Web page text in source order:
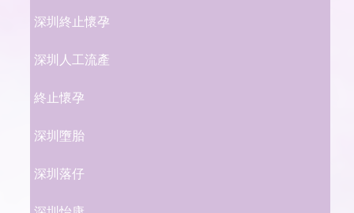
深圳終止懷孕
深圳人工流產
終止懷孕
深圳墮胎
深圳落仔